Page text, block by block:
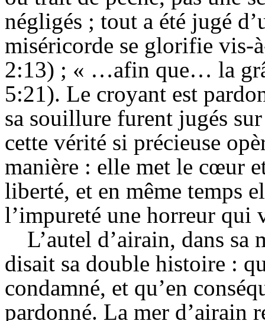
négligés ; tout a été jugé
miséricorde se glorifie vis-
2:13) ; « …afin que… la
5:21). Le croyant est
sa souillure furent jugés
cette vérité si précieuse
manière : elle met le cœur
liberté, et en même temps
l’impureté une horreur qui
L’autel d’airain, dans sa
disait sa double histoire :
condamné, et qu’en
pardonné. La mer d’airain